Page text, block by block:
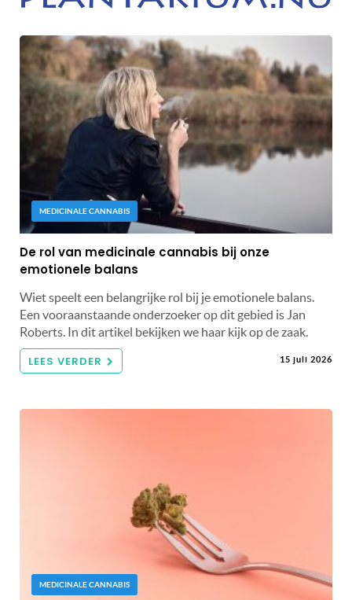
MEDICINALE CANNABIS
De rol van medicinale cannabis bij onze
emotionele balans
Wiet speelt een belangrijke rol bij je emotionele balans.
Een vooraanstaande onderzoeker op dit gebied is Jan
Roberts. In dit artikel bekijken we haar kijk op de zaak.
LEES VERDER 15 juli 2026
MEDICINALE CANNABIS